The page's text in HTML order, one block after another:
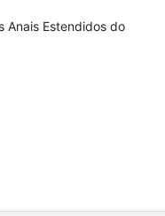
Anais Estendidos do